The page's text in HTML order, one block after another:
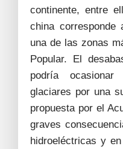
continente, entre
china
una de las zonas
Popular. El
podría
glaciares por una
propuesta por el
graves
hidroeléctricas y